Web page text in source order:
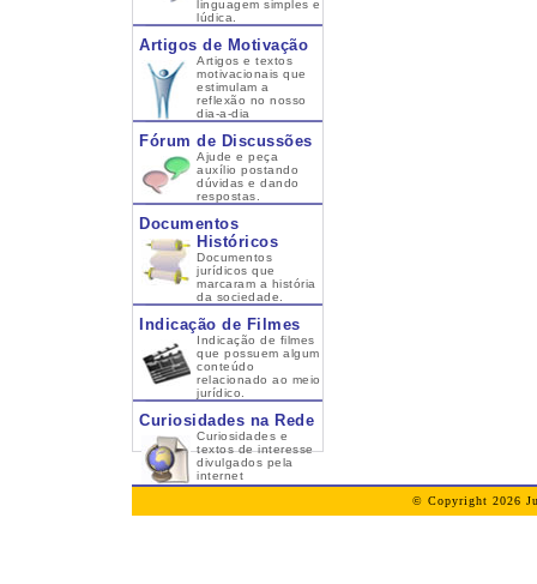
linguagem simples e
lúdica.
Artigos de Motivação
Artigos e textos
motivacionais que
estimulam a
reflexão no nosso
dia-a-dia
Fórum de Discussões
Ajude e peça
auxílio postando
dúvidas e dando
respostas.
Documentos
Históricos
Documentos
jurídicos que
marcaram a história
da sociedade.
Indicação de Filmes
Indicação de filmes
que possuem algum
conteúdo
relacionado ao meio
jurídico.
Curiosidades na Rede
Curiosidades e
textos de interesse
divulgados pela
internet
© Copyright 2026